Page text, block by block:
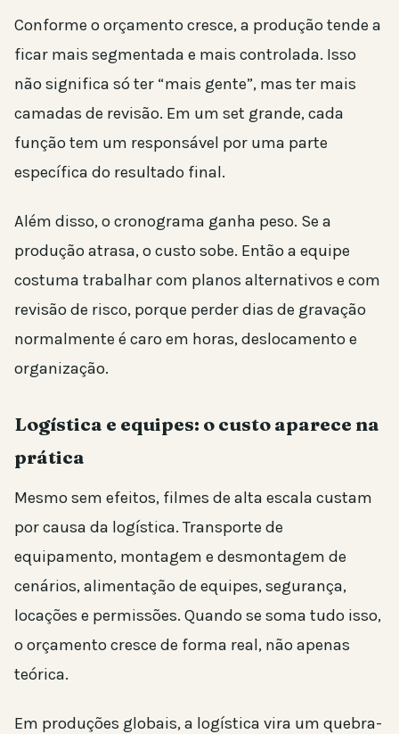
Conforme o orçamento cresce, a produção tende a
ficar mais segmentada e mais controlada. Isso
não significa só ter “mais gente”, mas ter mais
camadas de revisão. Em um set grande, cada
função tem um responsável por uma parte
específica do resultado final.
Além disso, o cronograma ganha peso. Se a
produção atrasa, o custo sobe. Então a equipe
costuma trabalhar com planos alternativos e com
revisão de risco, porque perder dias de gravação
normalmente é caro em horas, deslocamento e
organização.
Logística e equipes: o custo aparece na
prática
Mesmo sem efeitos, filmes de alta escala custam
por causa da logística. Transporte de
equipamento, montagem e desmontagem de
cenários, alimentação de equipes, segurança,
locações e permissões. Quando se soma tudo isso,
o orçamento cresce de forma real, não apenas
teórica.
Em produções globais, a logística vira um quebra-